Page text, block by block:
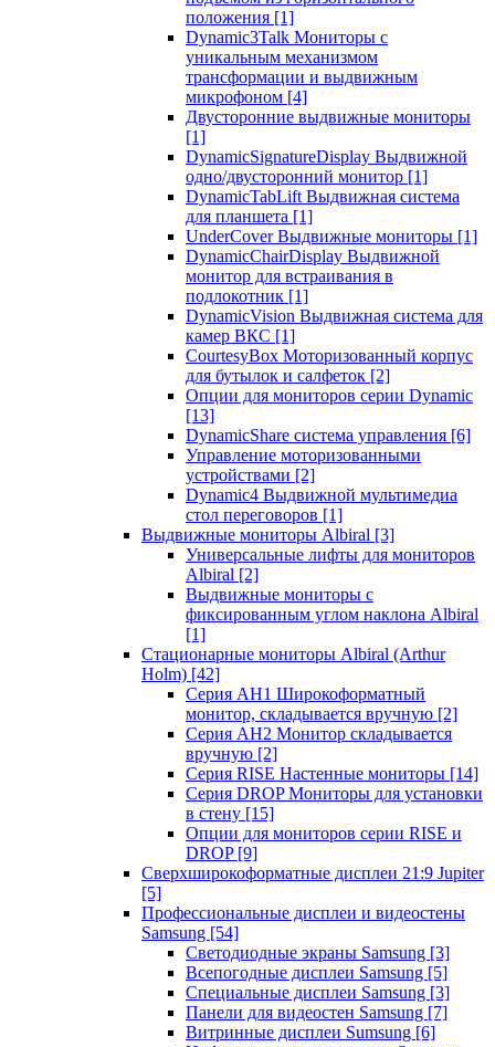
положения [1]
Dynamic3Talk Мониторы с
уникальным механизмом
трансформации и выдвижным
микрофоном [4]
Двусторонние выдвижные мониторы
[1]
DynamicSignatureDisplay Выдвижной
одно/двусторонний монитор [1]
DynamicTabLift Выдвижная система
для планшета [1]
UnderCover Выдвижные мониторы [1]
DynamicChairDisplay Выдвижной
монитор для встраивания в
подлокотник [1]
DynamicVision Выдвижная система для
камер ВКС [1]
CourtesyBox Моторизованный корпус
для бутылок и салфеток [2]
Опции для мониторов серии Dynamic
[13]
DynamicShare система управления [6]
Управление моторизованными
устройствами [2]
Dynamic4 Выдвижной мультимедиа
стол переговоров [1]
Выдвижные мониторы Albiral [3]
Универсальные лифты для мониторов
Albiral [2]
Выдвижные мониторы с
фиксированным углом наклона Albiral
[1]
Стационарные мониторы Albiral (Arthur
Holm) [42]
Серия AH1 Широкоформатный
монитор, складывается вручную [2]
Серия AH2 Монитор складывается
вручную [2]
Серия RISE Настенные мониторы [14]
Серия DROP Мониторы для установки
в стену [15]
Опции для мониторов серии RISE и
DROP [9]
Сверхширокоформатные дисплеи 21:9 Jupiter
[5]
Профессиональные дисплеи и видеостены
Samsung [54]
Светодиодные экраны Samsung [3]
Всепогодные дисплеи Samsung [5]
Специальные дисплеи Samsung [3]
Панели для видеостен Samsung [7]
Витринные дисплеи Sumsung [6]